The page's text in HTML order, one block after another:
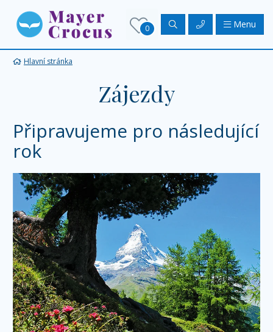
0 Menu
Hlavní stránka
Zájezdy
Připravujeme pro následující
rok